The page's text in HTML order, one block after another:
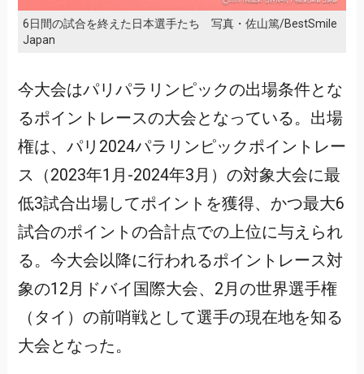
6日間の試合を終えた日本選手たち 写真・佐山篤/BestSmile
Japan
今大会はパリパラリンピックの出場条件とな
るポイントレースの大会となっている。出場
権は、パリ2024パラリンピックポイントレー
ス（2023年1月-2024年3月）の対象大会に最
低3試合出場してポイントを獲得、かつ最大6
試合のポイントの合計点での上位に与えられ
る。今大会以降に行われるポイントレース対
象の12月ドバイ国際大会、2月の世界選手権
（タイ）の前哨戦として選手の現在地を知る
大会となった。